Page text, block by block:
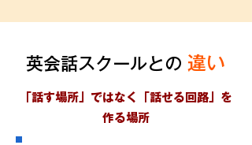
英会話スクールとの 違い
「話す場所」ではなく「話せる回路」を
作る場所